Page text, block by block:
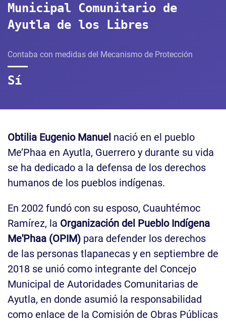
Municipal Comunitario de
Ayutla de los Libres
Contaba con medidas del Mecanismo de Protección
Sí
Obtilia Eugenio Manuel nació en el pueblo
Me’Phaa en Ayutla, Guerrero y durante su vida
se ha dedicado a la defensa de los derechos
humanos de los pueblos indígenas.
En 2002 fundó con su esposo, Cuauhtémoc
Ramírez, la Organización del Pueblo Indígena
Me'Phaa (OPIM) para defender los derechos
de las personas tlapanecas y en septiembre de
2018 se unió como integrante del Concejo
Municipal de Autoridades Comunitarias de
Ayutla, en donde asumió la responsabilidad
como enlace de la Comisión de Obras Públicas